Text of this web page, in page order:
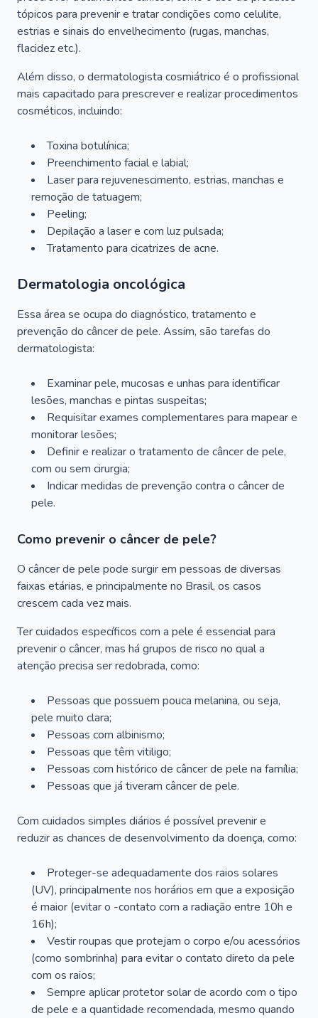
tópicos para prevenir e tratar condições como celulite,
estrias e sinais do envelhecimento (rugas, manchas,
flacidez etc.).
Além disso, o dermatologista cosmiátrico é o profissional
mais capacitado para prescrever e realizar procedimentos
cosméticos, incluindo:
Toxina botulínica;
Preenchimento facial e labial;
Laser para rejuvenescimento, estrias, manchas e
remoção de tatuagem;
Peeling;
Depilação a laser e com luz pulsada;
Tratamento para cicatrizes de acne.
Dermatologia oncológica
Essa área se ocupa do diagnóstico, tratamento e
prevenção do câncer de pele. Assim, são tarefas do
dermatologista:
Examinar pele, mucosas e unhas para identificar
lesões, manchas e pintas suspeitas;
Requisitar exames complementares para mapear e
monitorar lesões;
Definir e realizar o tratamento de câncer de pele,
com ou sem cirurgia;
Indicar medidas de prevenção contra o câncer de
pele.
Como prevenir o câncer de pele?
O câncer de pele pode surgir em pessoas de diversas
faixas etárias, e principalmente no Brasil, os casos
crescem cada vez mais.
Ter cuidados específicos com a pele é essencial para
prevenir o câncer, mas há grupos de risco no qual a
atenção precisa ser redobrada, como:
Pessoas que possuem pouca melanina, ou seja,
pele muito clara;
Pessoas com albinismo;
Pessoas que têm vitiligo;
Pessoas com histórico de câncer de pele na família;
Pessoas que já tiveram câncer de pele.
Com cuidados simples diários é possível prevenir e
reduzir as chances de desenvolvimento da doença, como:
Proteger-se adequadamente dos raios solares
(UV), principalmente nos horários em que a exposição
é maior (evitar o -contato com a radiação entre 10h e
16h);
Vestir roupas que protejam o corpo e/ou acessórios
(como sombrinha) para evitar o contato direto da pele
com os raios;
Sempre aplicar protetor solar de acordo com o tipo
de pele e a quantidade recomendada, mesmo quando